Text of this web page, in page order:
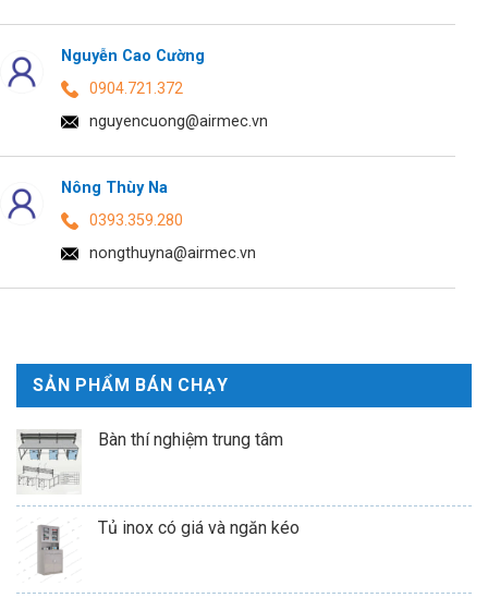
Nguyễn Cao Cường
0904.721.372
nguyencuong@airmec.vn
Nông Thùy Na
0393.359.280
nongthuyna@airmec.vn
SẢN PHẨM BÁN CHẠY
Bàn thí nghiệm trung tâm
Tủ inox có giá và ngăn kéo